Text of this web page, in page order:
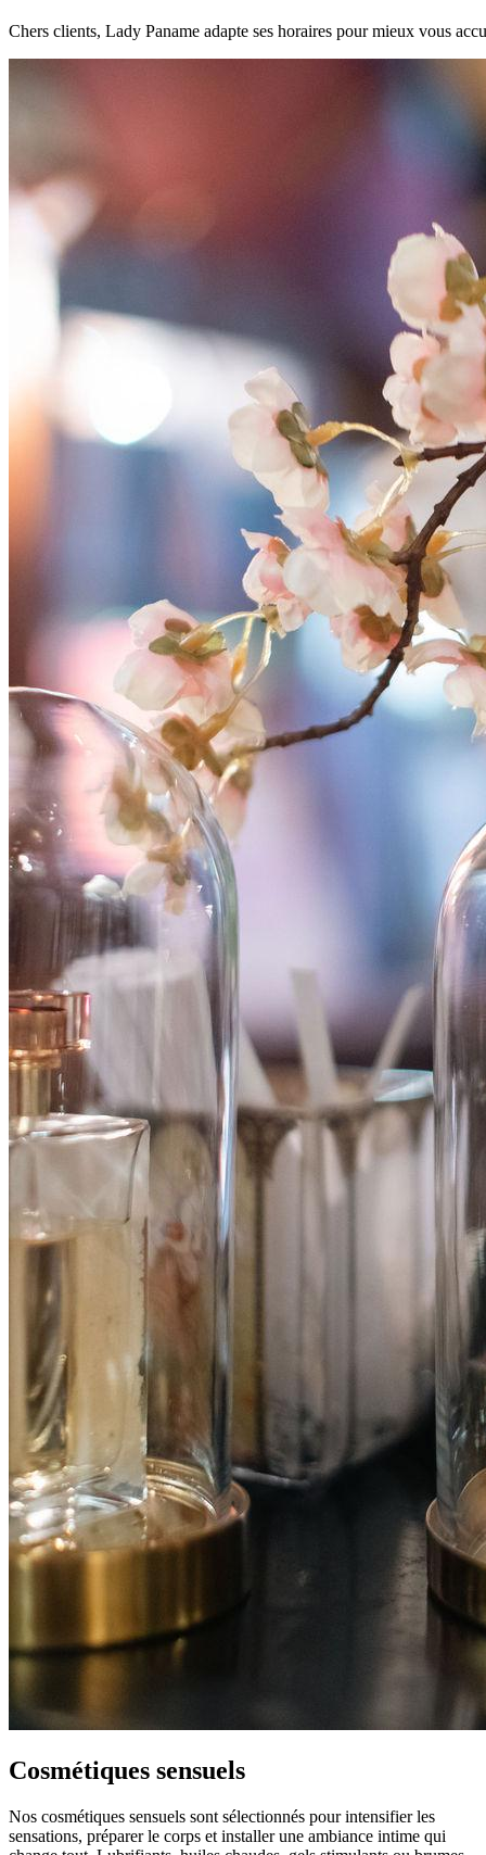
Chers clients, Lady Paname adapte ses horaires pour mieux vous
Cosmétiques sensuels
Nos cosmétiques sensuels sont sélectionnés pour intensifier les
sensations, préparer le corps et installer une ambiance intime qui